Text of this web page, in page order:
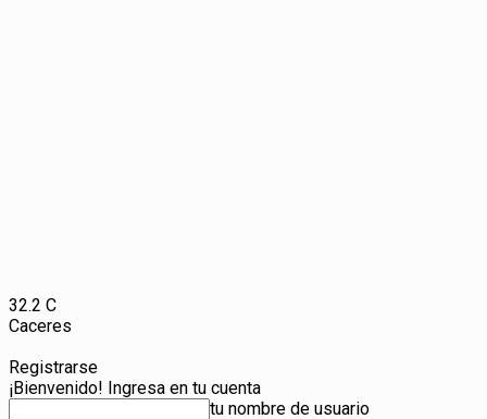
32.2 C
Caceres
Registrarse
¡Bienvenido! Ingresa en tu cuenta
tu nombre de usuario